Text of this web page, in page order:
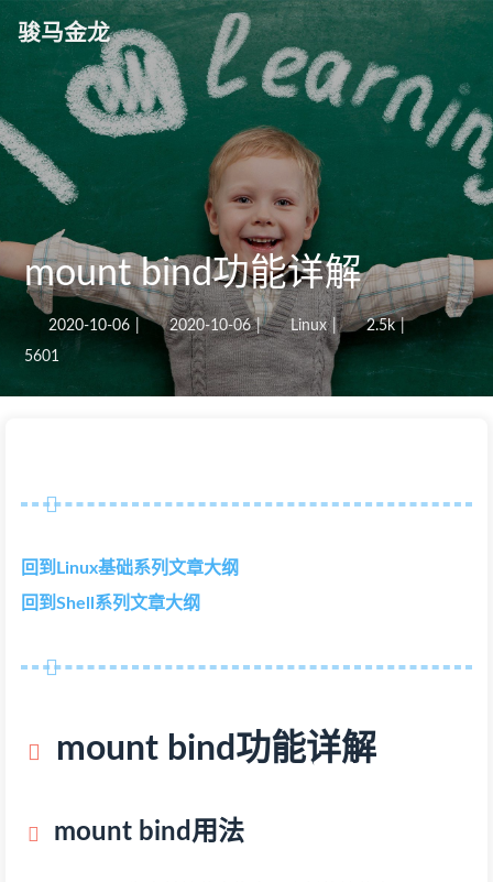
骏马金龙
mount bind功能详解
2020-10-06 2020-10-06 | Linux 2.5k |
5601
回到Linux基础系列文章大纲
回到Shell系列文章大纲
mount bind功能详解
mount bind用法